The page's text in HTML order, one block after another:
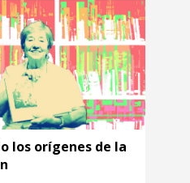
los orígenes de la